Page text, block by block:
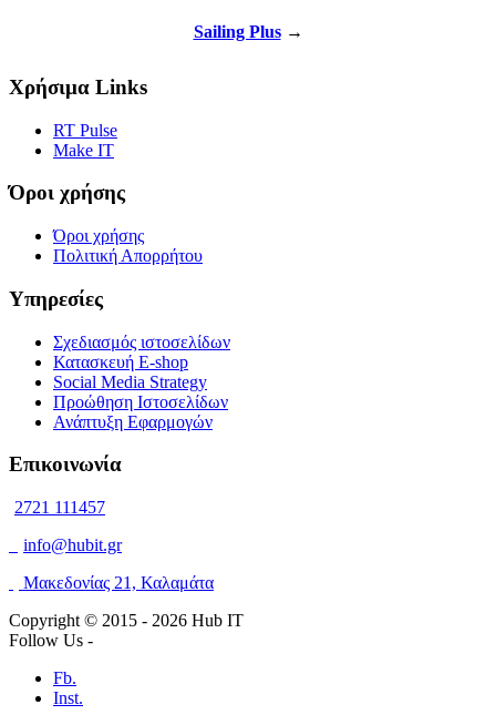
Sailing Plus→
Χρήσιμα Links
RT Pulse
Make IT
Όροι χρήσης
Όροι χρήσης
Πολιτική Απορρήτου
Υπηρεσίες
Σχεδιασμός ιστοσελίδων
Κατασκευή E-shop
Social Media Strategy
Προώθηση Ιστοσελίδων
Ανάπτυξη Εφαρμογών
Επικοινωνία
2721 111457
info@hubit.gr
Μακεδονίας 21, Καλαμάτα
Copyright © 2015 - 2026 Hub IT
Follow Us -
Fb.
Inst.